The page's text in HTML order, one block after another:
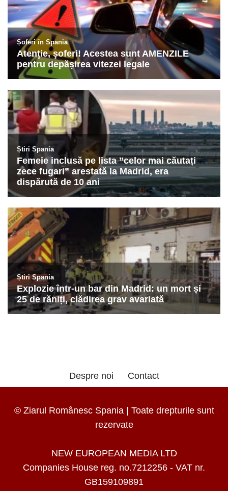
Despre noi Contact
© Ziarul Românesc Spania | Toate drepturile sunt
rezervate
NEW EUROPEAN MEDIA LTD
Companies House reg. no.7212256 - VAT nr.
GB159109891